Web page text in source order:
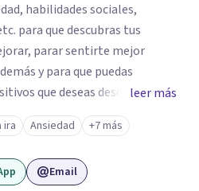
habilidades sociales,
para que descubras tus
parar sentirte mejor
y para que puedas
que deseas desde hace
llevarlos a cabo. La
al 50% y servirá para
juntos tus dificultades y hablar
datos que me ofrezcas, te
leer más
ira Ansiedad +7 más
Email